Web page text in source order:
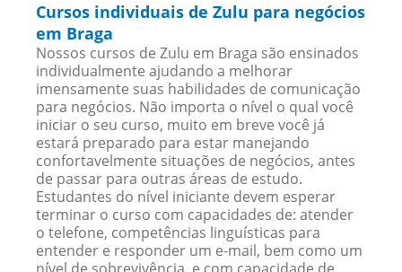
Cursos individuais de Zulu para negócios
em Braga
Nossos cursos de Zulu em Braga são ensinados
individualmente ajudando a melhorar
imensamente suas habilidades de comunicação
para negócios. Não importa o nível o qual você
iniciar o seu curso, muito em breve você já
estará preparado para estar manejando
confortavelmente situações de negócios, antes
de passar para outras áreas de estudo.
Estudantes do nível iniciante devem esperar
terminar o curso com capacidades de: atender
o telefone, competências linguísticas para
entender e responder um e-mail, bem como um